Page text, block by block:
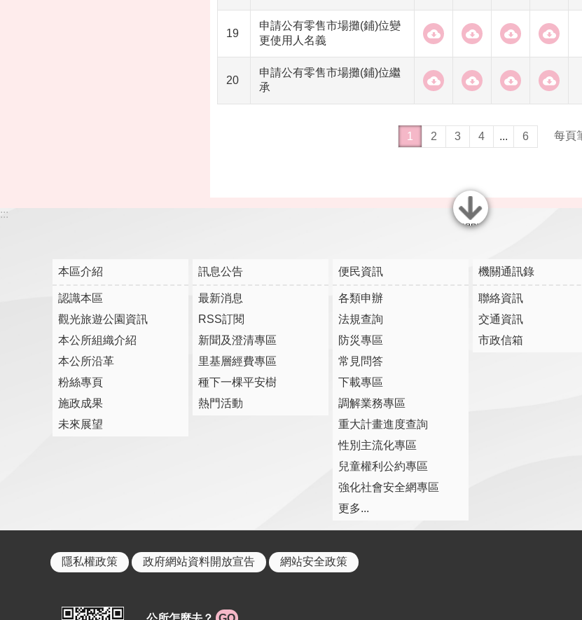
19
申請公有零售市場攤(鋪)位變
更使用人名義
20
申請公有零售市場攤(鋪)位繼
承
1 2 3 4 ... 6 每頁
關閉
:::
本區介紹
認識本區
觀光旅遊公園資訊
本公所組織介紹
本公所沿革
粉絲專頁
施政成果
未來展望
訊息公告
最新消息
RSS訂閱
新聞及澄清專區
里基層經費專區
種下一棵平安樹
熱門活動
便民資訊
各類申辦
法規查詢
防災專區
常見問答
下載專區
調解業務專區
重大計畫進度查詢
性別主流化專區
兒童權利公約專區
強化社會安全網專區
更多...
機關通訊錄
聯絡資訊
交通資訊
市政信箱
隱私權政策 政府網站資料開放宣告 網站安全政策